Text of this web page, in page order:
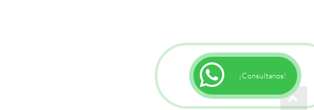
¡Consultanos!